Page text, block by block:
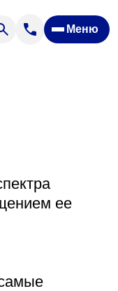
Меню
ее